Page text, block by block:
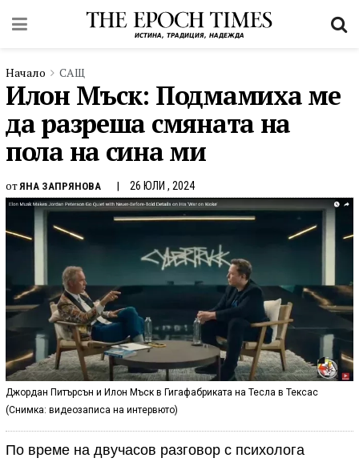
Начало САЩ
Илон Мъск: Подмамиха ме
да разреша смяната на
пола на сина ми
от ЯНА ЗАПРЯНОВА 26 ЮЛИ , 2024
Джордан Питърсън и Илон Мъск в Гигафабриката на Тесла в Тексас
(Снимка: видеозаписа на интервюто)
По време на двучасов разговор с психолога